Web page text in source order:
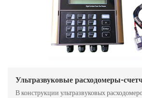
Ультразвуковые расходомеры-
В конструкции ультразвуковых